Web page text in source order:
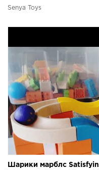
Senya Toys
Шарики марблс